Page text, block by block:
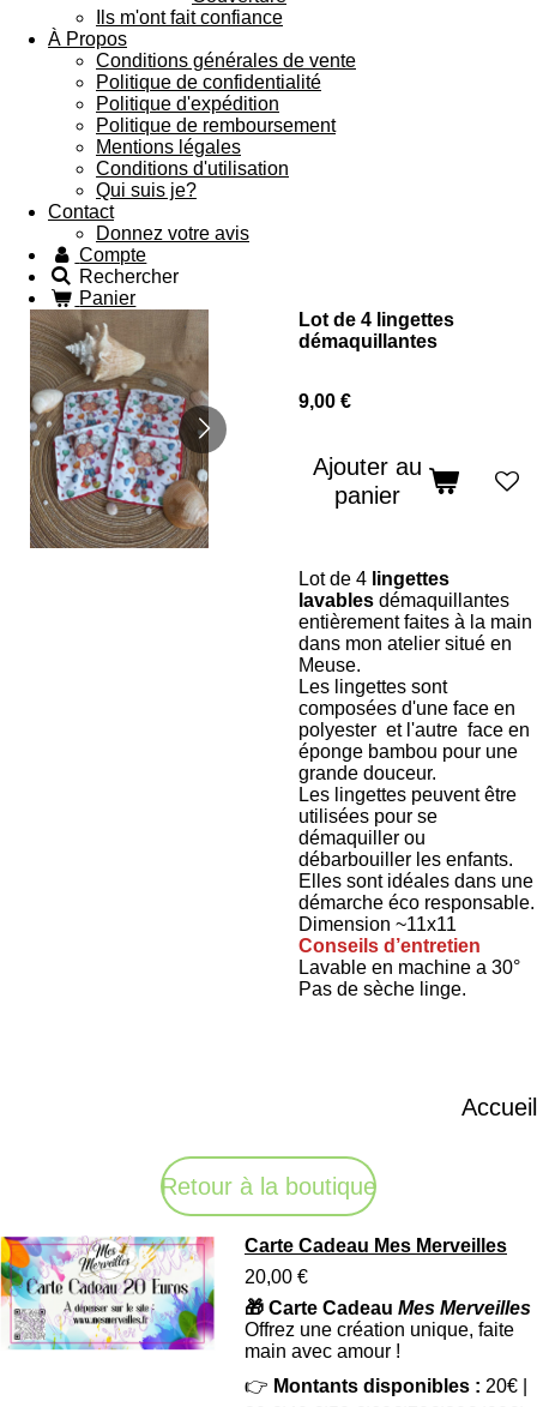
Ils m'ont fait confiance
À Propos
Conditions générales de vente
Politique de confidentialité
Politique d'expédition
Politique de remboursement
Mentions légales
Conditions d'utilisation
Qui suis je?
Contact
Donnez votre avis
Compte
Rechercher
Panier
Lot de 4 lingettes
démaquillantes
9,00 €
Ajouter au
panier
Lot de 4 lingettes
lavables démaquillantes
entièrement faites à la main
dans mon atelier situé en
Meuse.
Les lingettes sont
composées d'une face en
polyester et l'autre face en
éponge bambou pour une
grande douceur.
Les lingettes peuvent être
utilisées pour se
démaquiller ou
débarbouiller les enfants.
Elles sont idéales dans une
démarche éco responsable.
Dimension ~11x11
Conseils d’entretien
Lavable en machine a 30°
Pas de sèche linge.
Accueil
Retour à la boutique
Carte Cadeau Mes Merveilles
20,00 €
🎁 Carte Cadeau Mes Merveilles
Offrez une création unique, faite
main avec amour !
👉 Montants disponibles : 20€ |